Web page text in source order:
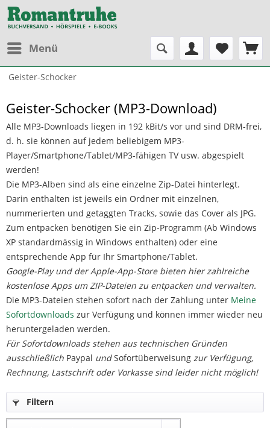
Menü
Geister-Schocker
Geister-Schocker (MP3-Download)
Alle MP3-Downloads liegen in 192 kBit/s vor und sind DRM-frei,
d. h. sie können auf jedem beliebigem MP3-
Player/Smartphone/Tablet/MP3-fähigen TV usw. abgespielt
werden!
Die MP3-Alben sind als eine einzelne Zip-Datei hinterlegt.
Darin enthalten ist jeweils ein Ordner mit einzelnen,
nummerierten und getaggten Tracks, sowie das Cover als JPG.
Zum entpacken benötigen Sie ein Zip-Programm (Ab Windows
XP standardmässig in Windows enthalten) oder eine
entsprechende App für Ihr Smartphone/Tablet.
Google-Play und der Apple-App-Store bieten hier zahlreiche
kostenlose Apps um ZIP-Dateien zu entpacken und verwalten.
Die MP3-Dateien stehen sofort nach der Zahlung unter Meine
Sofortdownloads zur Verfügung und können immer wieder neu
heruntergeladen werden.
Für Sofortdownloads stehen aus technischen Gründen
ausschließlich Paypal undSofortüberweisung zur Verfügung,
Rechnung, Lastschrift oder Vorkasse sind leider nicht möglich!
Filtern